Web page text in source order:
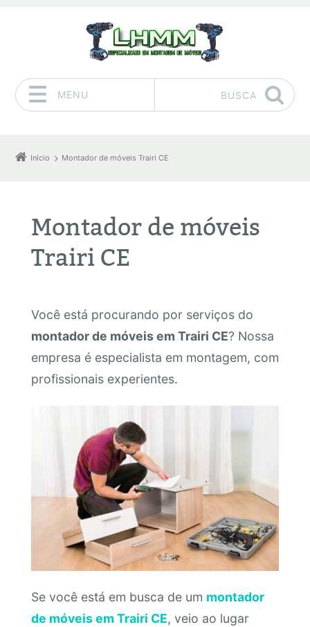
MENU BUSCA
Início Montador de móveis Trairi CE
Montador de móveis
Trairi CE
Você está procurando por serviços do
montador de móveis em Trairi CE? Nossa
empresa é especialista em montagem, com
profissionais experientes.
Se você está em busca de um montador
de móveis em Trairi CE, veio ao lugar